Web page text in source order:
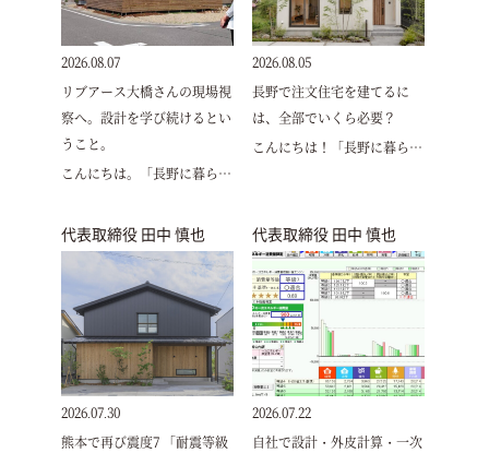
2026.08.07
リブアース大橋さんの現場視
察へ。設計を学び続けるとい
うこと。
こんにちは。「長野に暮ら…
2026.08.05
長野で注文住宅を建てるに
は、全部でいくら必要？
こんにちは！「長野に暮ら…
代表取締役 田中 慎也
2026.07.30
熊本で再び震度7 「耐震等級
代表取締役 田中 慎也
2026.07.22
自社で設計・外皮計算・一次